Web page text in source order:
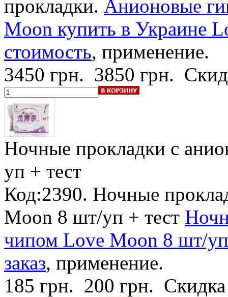
прокладки. Анионовые
Moon купить в Украине
стоимость, применение.
3450 грн. 3850 грн.
Ночные прокладки с
уп + тест
Код:2390. Ночные
Moon 8 шт/уп + тест
чипом Love Moon 8 шт/уп
заказ, применение.
185 грн. 200 грн.